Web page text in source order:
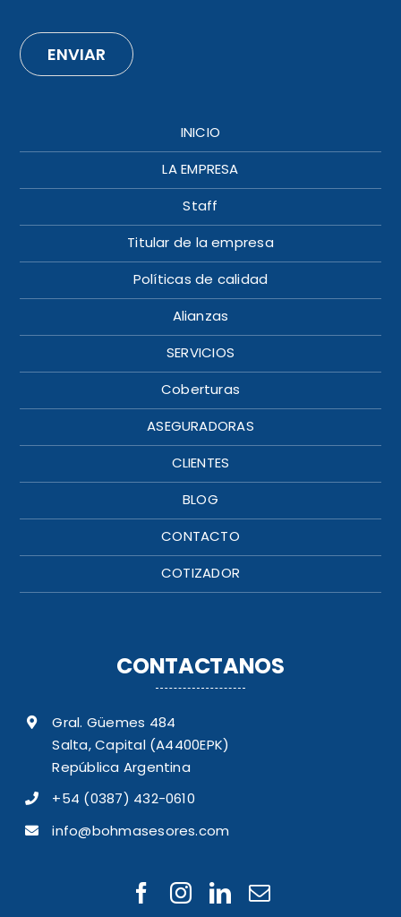
ENVIAR
INICIO
LA EMPRESA
Staff
Titular de la empresa
Políticas de calidad
Alianzas
SERVICIOS
Coberturas
ASEGURADORAS
CLIENTES
BLOG
CONTACTO
COTIZADOR
CONTACTANOS
Gral. Güemes 484
Salta, Capital (A4400EPK)
República Argentina
+54 (0387) 432-0610
info@bohmasesores.com